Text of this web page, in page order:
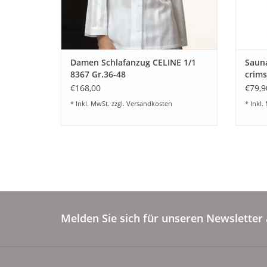
Damen Schlafanzug CELINE 1/1
8367 Gr.36-48
€168,00
* Inkl. MwSt. zzgl. Versandkosten * Inkl.
Melden Sie sich für unseren Newsletter